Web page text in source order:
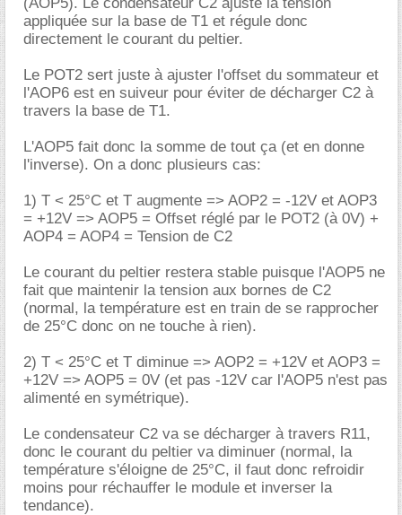
appliquée sur la base de T1 et régule donc
directement le courant du peltier.
Le POT2 sert juste à ajuster l'offset du sommateur et
l'AOP6 est en suiveur pour éviter de décharger C2 à
travers la base de T1.
L'AOP5 fait donc la somme de tout ça (et en donne
l'inverse). On a donc plusieurs cas:
1) T < 25°C et T augmente => AOP2 = -12V et AOP3
= +12V => AOP5 = Offset réglé par le POT2 (à 0V) +
AOP4 = AOP4 = Tension de C2
Le courant du peltier restera stable puisque l'AOP5 ne
fait que maintenir la tension aux bornes de C2
(normal, la température est en train de se rapprocher
de 25°C donc on ne touche à rien).
2) T < 25°C et T diminue => AOP2 = +12V et AOP3 =
+12V => AOP5 = 0V (et pas -12V car l'AOP5 n'est pas
alimenté en symétrique).
Le condensateur C2 va se décharger à travers R11,
donc le courant du peltier va diminuer (normal, la
température s'éloigne de 25°C, il faut donc refroidir
moins pour réchauffer le module et inverser la
tendance).